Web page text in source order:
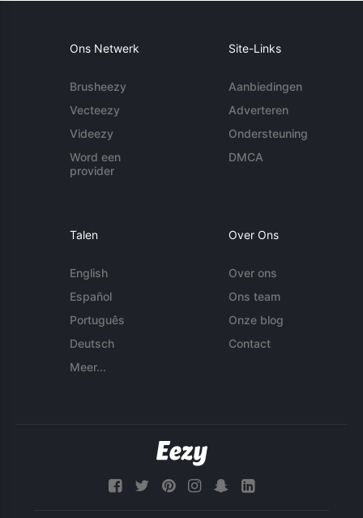
Ons Netwerk
Brusheezy
Vecteezy
Videezy
Word een
provider
Site-Links
Aanbiedingen
Adverteren
Ondersteuning
DMCA
Talen
English
Español
Português
Deutsch
Meer...
Over Ons
Over ons
Ons team
Onze blog
Contact